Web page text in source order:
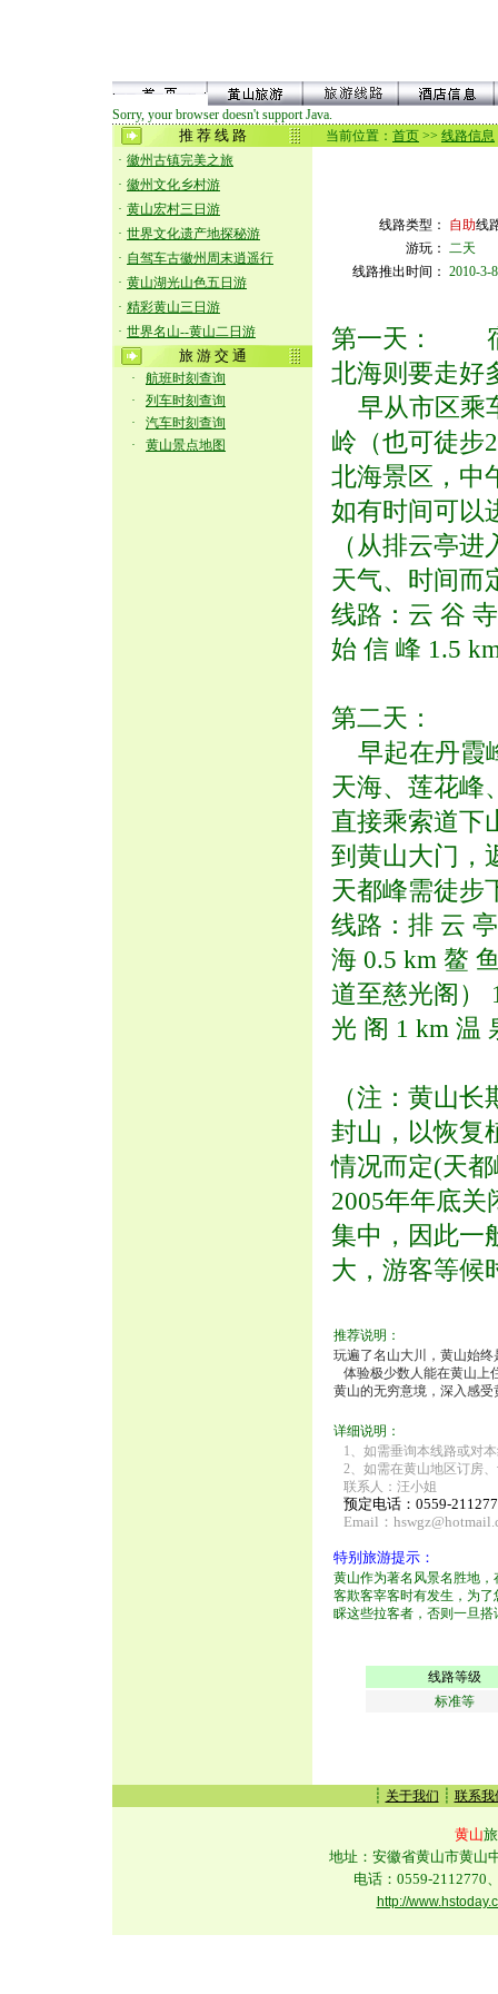
Sorry, your browser doesn't support Java.
推 荐 线 路
· 徽州古镇完美之旅
· 徽州文化乡村游
· 黄山宏村三日游
· 世界文化遗产地探秘游
· 自驾车古徽州周末逍遥行
· 黄山湖光山色五日游
· 精彩黄山三日游
· 世界名山--黄山二日游
旅 游 交 通
·
航班时刻查询
·
列车时刻查询
·
汽车时刻查询
·
黄山景点地图
当前位置： 首页 >> 线路信息
线路类型： 自助线
游玩： 二天
线路推出时间： 2010-3-8
第一天： 宿
北海则要走好
早从市区乘
岭（也可徒步
北海景区，中
如有时间可以
（从排云亭
天气、时间而
线路：云 谷
始 信 峰 1.5
第二天：
早起在丹霞
天海、莲花峰
直接乘索道下
到黄山大门，
天都峰需徒步
线路：排 云
海 0.5 km 鳌
道至慈光阁）
光 阁 1 km 温
（注：黄山
封山，以恢复
情况而定(天
2005年年底
集中，因此一
大，游客等候
推荐说明：
玩遍了名山大川，黄山始
体验极少数人能在黄山上
黄山的无穷意境，深入感受
详细说明：
1、如需垂询本线路或对
2、如需在黄山地区订房
联系人：汪小姐
预定电话：0559-
Email：
特别旅游提示：
黄山作为著名风景名胜地
客欺客宰客时有发生，为
睬这些拉客者，否则一旦搭
线路等级
标准等
┊ 关于我们 ┊ 联系我
黄山
地址：安徽省黄山市黄山
电话：0559-2112770
http://